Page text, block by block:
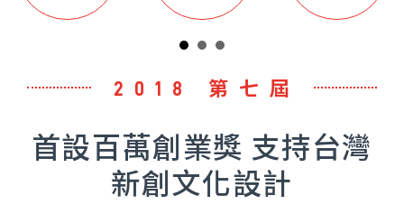
2018 第七屆
首設百萬創業獎 支持台灣
新創文化設計